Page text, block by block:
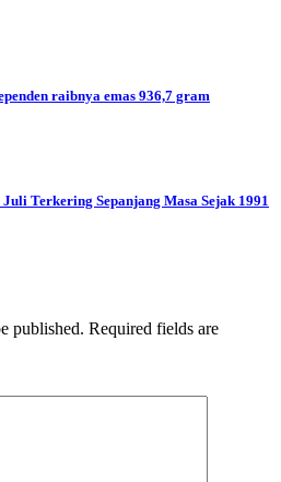
raibnya emas 936,7 gram
Terkering Sepanjang Masa Sejak 1991
published. Required fields are